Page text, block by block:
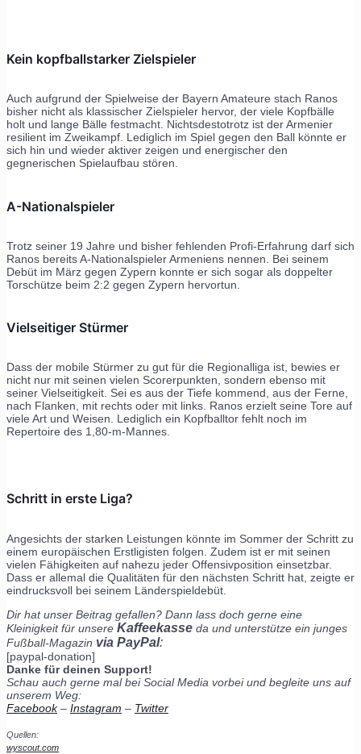
Kein kopfballstarker Zielspieler
Auch aufgrund der Spielweise der Bayern Amateure stach Ranos
bisher nicht als klassischer Zielspieler hervor, der viele Kopfbälle
holt und lange Bälle festmacht. Nichtsdestotrotz ist der Armenier
resilient im Zweikampf. Lediglich im Spiel gegen den Ball könnte er
sich hin und wieder aktiver zeigen und energischer den
gegnerischen Spielaufbau stören.
A-Nationalspieler
Trotz seiner 19 Jahre und bisher fehlenden Profi-Erfahrung darf sich
Ranos bereits A-Nationalspieler Armeniens nennen. Bei seinem
Debüt im März gegen Zypern konnte er sich sogar als doppelter
Torschütze beim 2:2 gegen Zypern hervortun.
Vielseitiger Stürmer
Dass der mobile Stürmer zu gut für die Regionalliga ist, bewies er
nicht nur mit seinen vielen Scorerpunkten, sondern ebenso mit
seiner Vielseitigkeit. Sei es aus der Tiefe kommend, aus der Ferne,
nach Flanken, mit rechts oder mit links. Ranos erzielt seine Tore auf
viele Art und Weisen. Lediglich ein Kopfballtor fehlt noch im
Repertoire des 1,80-m-Mannes.
Schritt in erste Liga?
Angesichts der starken Leistungen könnte im Sommer der Schritt zu
einem europäischen Erstligisten folgen. Zudem ist er mit seinen
vielen Fähigkeiten auf nahezu jeder Offensivposition einsetzbar.
Dass er allemal die Qualitäten für den nächsten Schritt hat, zeigte er
eindrucksvoll bei seinem Länderspieldebüt.
Dir hat unser Beitrag gefallen? Dann lass doch gerne eine
Kleinigkeit für unsere Kaffeekasse da und unterstütze ein junges
Fußball-Magazin via PayPal:
[paypal-donation]
Danke für deinen Support!
Schau auch gerne mal bei Social Media vorbei und begleite uns auf
unserem Weg:
Facebook– Instagram – Twitter
Quellen:
wyscout.com